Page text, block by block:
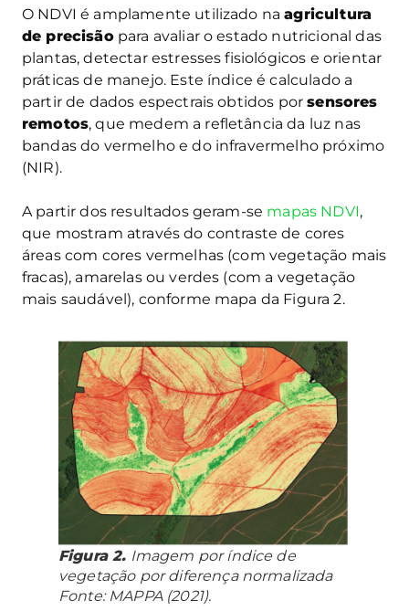
O NDVI é amplamente utilizado naagricultura
de precisãopara avaliar o estado nutricional das
plantas, detectar estresses fisiológicos e orientar
práticas de manejo. Este índice é calculado a
partir de dados espectrais obtidos porsensores
remotos, que medem a refletância da luz nas
bandas do vermelho e do infravermelho próximo
(NIR).
A partir dos resultados geram-se mapas NDVI,
que mostram através do contraste de cores
áreas com cores vermelhas (com vegetação mais
fracas), amarelas ou verdes (com a vegetação
mais saudável), conforme mapa da Figura 2.
Figura 2. Imagem por índice de
vegetação por diferença normalizada
Fonte: MAPPA (2021).